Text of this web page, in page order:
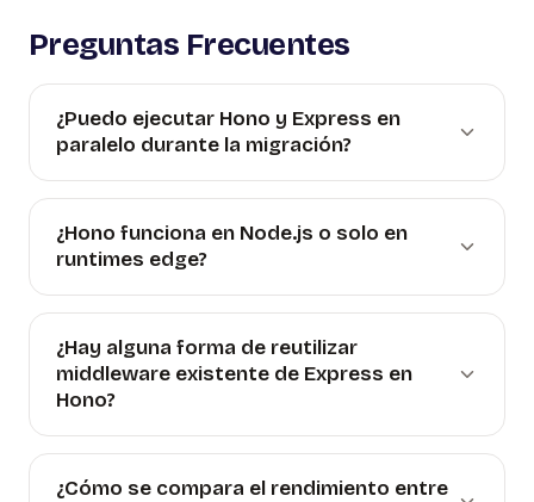
Preguntas Frecuentes
¿Puedo ejecutar Hono y Express en
paralelo durante la migración?
¿Hono funciona en Node.js o solo en
runtimes edge?
¿Hay alguna forma de reutilizar
middleware existente de Express en
Hono?
¿Cómo se compara el rendimiento entre